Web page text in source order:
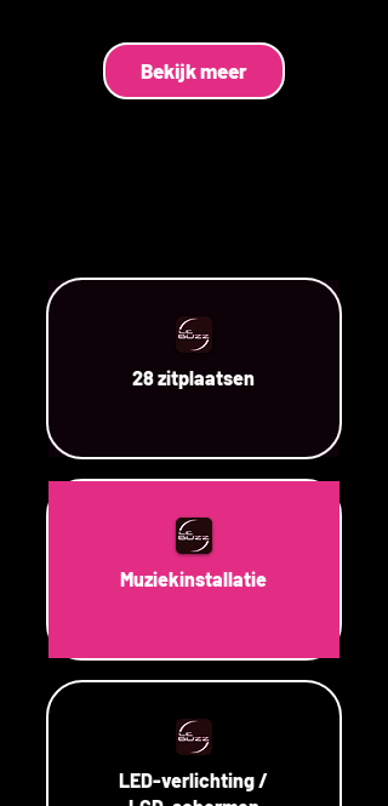
Bekijk meer
28 zitplaatsen
Muziekinstallatie
LED-verlichting /